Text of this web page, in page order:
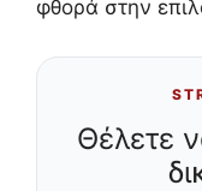
φθορά στην
Θέλετε